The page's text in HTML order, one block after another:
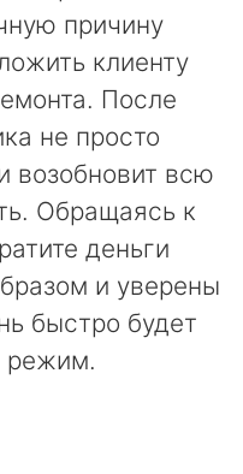
причину
клиенту
После
не просто
возобновит всю
Обращаясь к
деньги
и уверены
быстро будет
режим.